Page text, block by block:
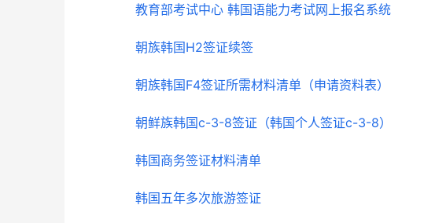
教育部考试中心 韩国语能力考试网上报名系统
朝族韩国H2签证续签
朝族韩国F4签证所需材料清单（申请资料表）
朝鲜族韩国c-3-8签证（韩国个人签证c-3-8）
韩国商务签证材料清单
韩国五年多次旅游签证